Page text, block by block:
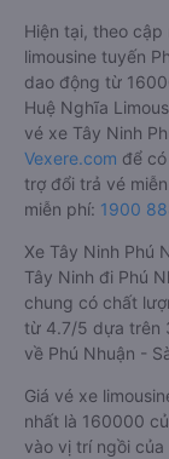
Hiện tại, theo
limousine tuyến
dao động từ
Huệ Nghĩa
vé xe Tây Ninh
Vexere.com để
trợ đổi trả vé
miễn phí: 1900
Xe Tây Ninh Phú
Tây Ninh đi Phú
chung có chất
từ 4.7/5 dựa trên
về Phú Nhuận -
Giá vé xe
nhất là 160000
vào vị trí ngồi